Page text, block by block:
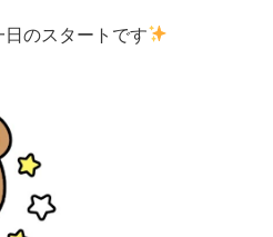
のスタートです